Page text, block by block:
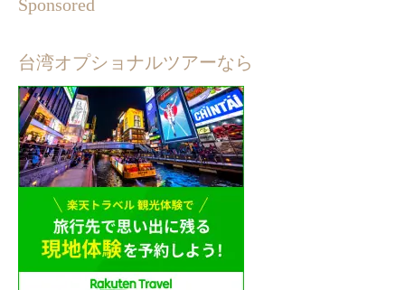
Sponsored
台湾オプショナルツアーなら